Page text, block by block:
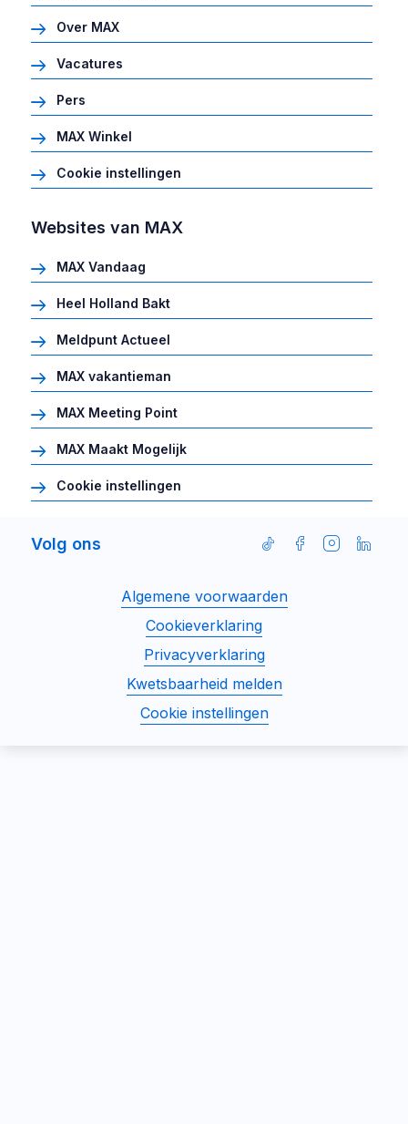
Over MAX
Vacatures
Pers
MAX Winkel
Cookie instellingen
Websites van MAX
MAX Vandaag
Heel Holland Bakt
Meldpunt Actueel
MAX vakantieman
MAX Meeting Point
MAX Maakt Mogelijk
Cookie instellingen
DisclaimerAlgemene voorwaarden
Cookieverklaring
Privacyverklaring
Kwetsbaarheid melden
Cookie instellingen
Volg ons
Volg
op
VolgVolgVolg